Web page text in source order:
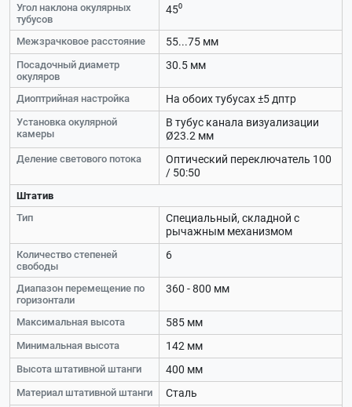
Угол наклона окулярных
тубусов
45⁰
Межзрачковое расстояние 55...75 мм
Посадочный диаметр
окуляров
30.5 мм
Диоптрийная настройка На обоих тубусах ±5 дптр
Установка окулярной
камеры
В тубус канала визуализации
Ø23.2 мм
Деление светового потока
Оптический переключатель 100
/ 50:50
Штатив
Тип
Специальный, складной с
рычажным механизмом
Количество степеней
свободы
6
Диапазон перемещение по
горизонтали
360 - 800 мм
Максимальная высота 585 мм
Минимальная высота 142 мм
Высота штативной штанги 400 мм
Материал штативной штанги Сталь